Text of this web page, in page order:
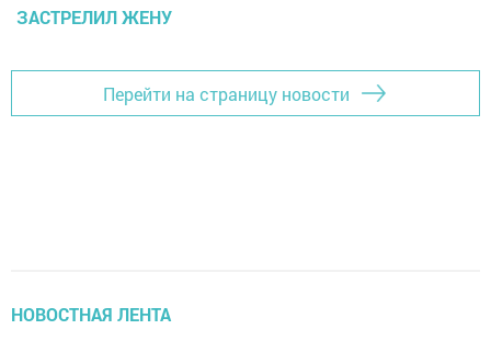
ЗАСТРЕЛИЛ ЖЕНУ
Перейти на страницу новости
НОВОСТНАЯ ЛЕНТА